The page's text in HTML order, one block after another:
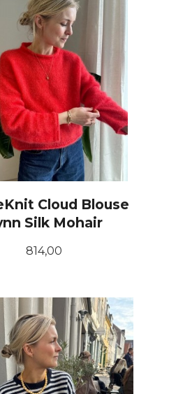
Cloud Blouse
Silk Mohair
Pris
814,00